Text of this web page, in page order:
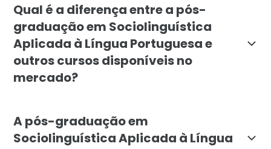
Qual é a diferença entre a pós-
graduação em Sociolinguística
Aplicada à Língua Portuguesa e
outros cursos disponíveis no
mercado?
A pós-graduação em
Sociolinguística Aplicada à Língua